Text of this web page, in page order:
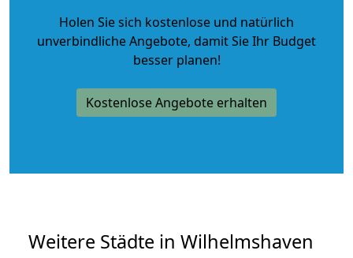
Holen Sie sich kostenlose und natürlich
unverbindliche Angebote, damit Sie Ihr Budget
besser planen!
Kostenlose Angebote erhalten
Weitere Städte in Wilhelmshaven